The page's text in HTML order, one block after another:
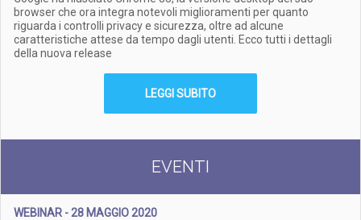
browser che ora integra notevoli miglioramenti per quanto
riguarda i controlli privacy e sicurezza, oltre ad alcune
caratteristiche attese da tempo dagli utenti. Ecco tutti i dettagli
della nuova release
LEGGI SUBITO
EVENTI
WEBINAR - 28 MAGGIO 2020